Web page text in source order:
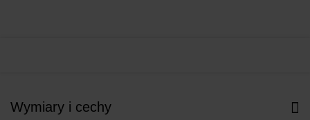
Wymiary i cechy